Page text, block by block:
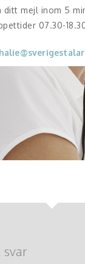
ditt mejl inom 5
07.30-
svar